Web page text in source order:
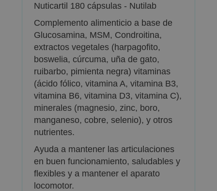
Nuticartil 180 cápsulas - Nutilab
Complemento alimenticio a base de
Glucosamina, MSM, Condroitina,
extractos vegetales (harpagofito,
boswelia, cúrcuma, uña de gato,
ruibarbo, pimienta negra) vitaminas
(ácido fólico, vitamina A, vitamina B3,
vitamina B6, vitamina D3, vitamina C),
minerales (magnesio, zinc, boro,
manganeso, cobre, selenio), y otros
nutrientes.
Ayuda a mantener las articulaciones
en buen funcionamiento, saludables y
flexibles y a mantener el aparato
locomotor.